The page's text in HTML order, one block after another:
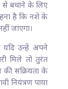
से बचाने के लिए
है कि नशे के
जाएगा।
यदि उन्हें अपने
मिले तो तुरंत
सक्रियता के
नियंत्रण पाया